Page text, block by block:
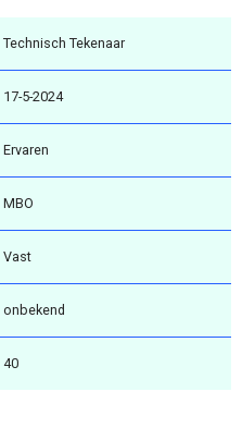
Technisch Tekenaar
17-5-2024
Ervaren
MBO
Vast
onbekend
40